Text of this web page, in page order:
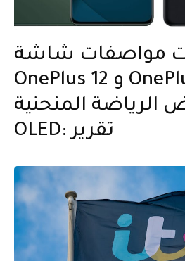
مواصفات شاشة
OnePlus 12 و OnePlus Ace 2 Pro ؛
الرياضة المنحنية
OLED: تقرير